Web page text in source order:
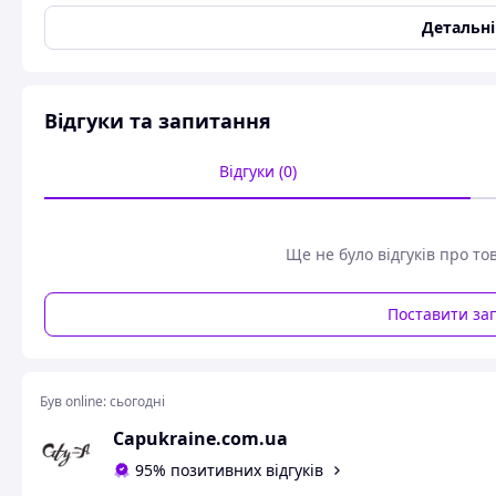
Висота
1.4 см см
Стать
Значок
Відгуки та запитання
Відгуки (0)
Ще не було відгуків про
Поставити
Був online:сьогодні
Capukraine.com.ua
95% позитивних відгуків